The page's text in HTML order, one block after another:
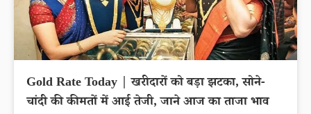
Gold Rate Today | खरीदारों को बड़ा झटका, सोने-
चांदी की कीमतों में आई तेजी, जाने आज का ताजा भाव